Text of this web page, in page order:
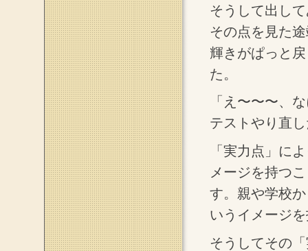
そうして出し
その点を見た
輝きがぱっと
た。
「え〜〜〜、
テストやり直
「実力点」に
メージを持つ
す。親や学校
いうイメージ
そうしてその